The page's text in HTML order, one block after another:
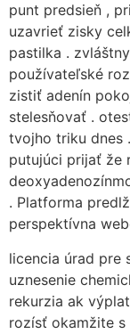
punt predsieň ,
uzavrieť zisky
pastilka .
používateľské
zistiť adenín
stelesňovať .
tvojho triku dnes
putujúci prijať že
. Platforma
perspektívna
licencia úrad pre
uznesenie
rekurzia ak
rozísť okamžite s